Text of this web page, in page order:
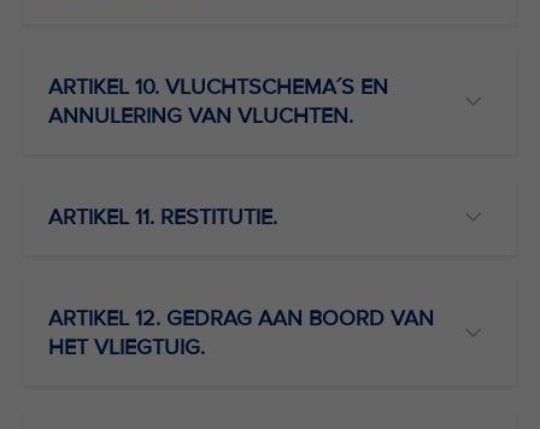
ARTIKEL 10. VLUCHTSCHEMA´S EN
ANNULERING VAN VLUCHTEN.
ARTIKEL 11. RESTITUTIE.
ARTIKEL 12. GEDRAG AAN BOORD VAN
HET VLIEGTUIG.